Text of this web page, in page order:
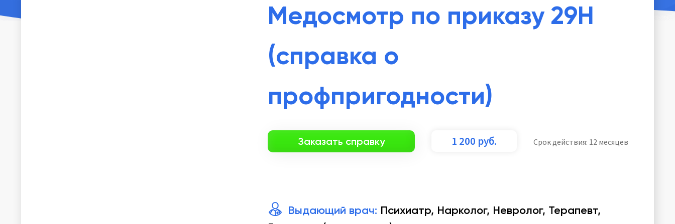
Медосмотр по приказу 29Н
(справка о
профпригодности)
Заказать справку 1 200 руб. Срок действия: 12 месяцев
Выдающий врач: Психиатр, Нарколог, Невролог, Терапевт,